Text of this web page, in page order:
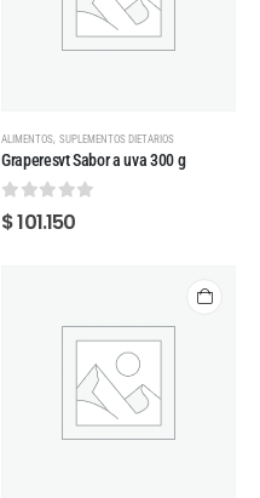
ALIMENTOS, SUPLEMENTOS DIETARIOS
Graperesvt Sabor a uva 300 g
0 out of 5
$101.150